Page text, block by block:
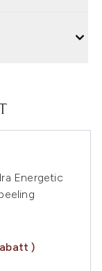
Energetic
)